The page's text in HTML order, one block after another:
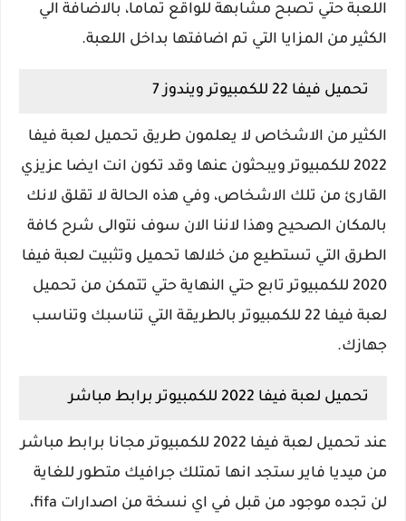
اللعبة حتي تصبح مشابهة للواقع تماما، بالاضافة الي
الكثير من المزايا التي تم اضافتها بداخل اللعبة.
تحميل فيفا 22 للكمبيوتر ويندوز 7
الكثير من الاشخاص لا يعلمون طريق تحميل لعبة فيفا
2022 للكمبيوتر ويبحثون عنها وقد تكون انت ايضا عزيزي
القارئ من تلك الاشخاص، وفي هذه الحالة لا تقلق لانك
بالمكان الصحيح وهذا لاننا الان سوف نتوالى شرح كافة
الطرق التي تستطيع من خلالها تحميل وتثبيت لعبة فيفا
2020 للكمبيوتر تابع حتي النهاية حتي تتمكن من تحميل
لعبة فيفا 22 للكمبيوتر بالطريقة التي تناسبك وتناسب
جهازك.
تحميل لعبة فيفا 2022 للكمبيوتر برابط مباشر
عند تحميل لعبة فيفا 2022 للكمبيوتر مجانا برابط مباشر
من ميديا فاير ستجد انها تمتلك جرافيك متطور للغاية
لن تجده موجود من قبل في اي نسخة من اصدارات fifa،